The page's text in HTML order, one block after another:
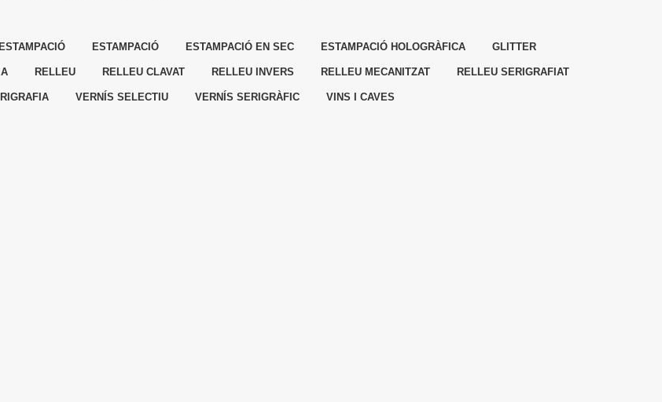
ESTAMPACIÓ ESTAMPACIÓ ESTAMPACIÓ EN SEC ESTAMPACIÓ HOLOGRÀFICA GLITTER
RELLEU RELLEU CLAVAT RELLEU INVERS RELLEU MECANITZAT RELLEU SERIGRAFIAT
VERNÍS SELECTIU VERNÍS SERIGRÀFIC VINS I CAVES